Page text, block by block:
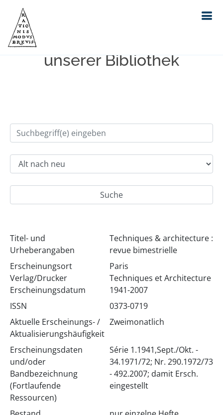
Einfache Suche im Bestand
unserer Bibliothek
Titel- und
Urheberangaben
Techniques & architecture :
revue bimestrielle
Erscheinungsort
Verlag/Drucker
Erscheinungsdatum
Paris
Techniques et Architecture
1941-2007
ISSN
0373-0719
Aktuelle Erscheinungs- /
Aktualisierungshäufigkeit
Zweimonatlich
Erscheinungsdaten
und/oder
Bandbezeichnung
(Fortlaufende
Ressourcen)
Série 1.1941,Sept./Okt. -
34.1971/72; Nr. 290.1972/73
- 492.2007; damit Ersch.
eingestellt